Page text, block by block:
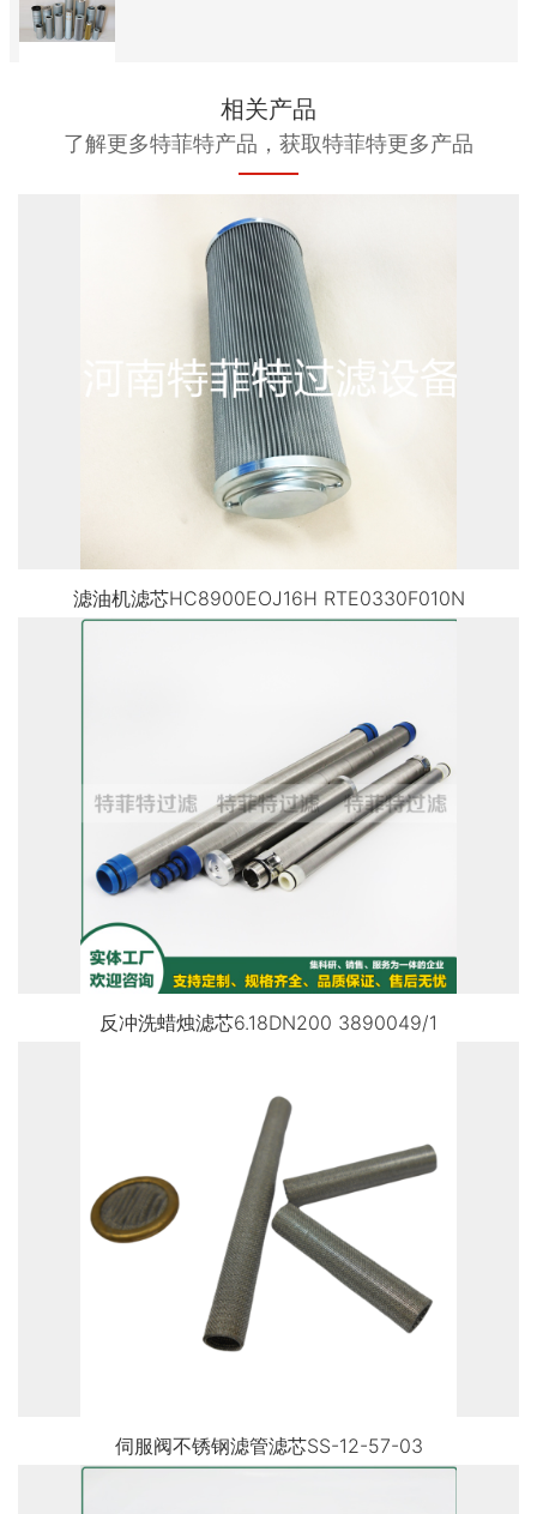
相关产品
了解更多特菲特产品，获取特菲特更多产品
滤油机滤芯HC8900EOJ16H RTE0330F010N
反冲洗蜡烛滤芯6.18DN200 3890049/1
伺服阀不锈钢滤管滤芯SS-12-57-03